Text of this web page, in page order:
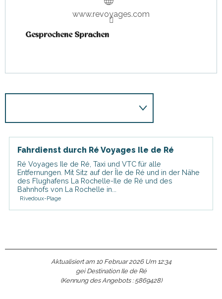
www.revoyages.com
Gesprochene Sprachen
Gesprochene Sprachen
Fahrdienst durch Ré Voyages Ile de Ré
Ré Voyages Ile de Ré, Taxi und VTC für alle
Entfernungen. Mit Sitz auf der Île de Ré und in der Nähe
des Flughafens La Rochelle-Ile de Ré und des
Bahnhofs von La Rochelle in...
Rivedoux-Plage
Aktualisiert am 10 Februar 2026 Um 12:34
gei Destination Ile de Ré
(Kennung des Angebots : 5869428)